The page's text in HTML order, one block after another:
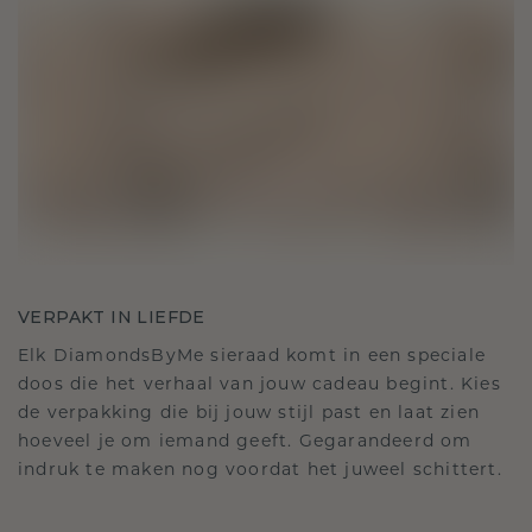
VERPAKT IN LIEFDE
Elk DiamondsByMe sieraad komt in een speciale
doos die het verhaal van jouw cadeau begint. Kies
de verpakking die bij jouw stijl past en laat zien
hoeveel je om iemand geeft. Gegarandeerd om
indruk te maken nog voordat het juweel schittert.